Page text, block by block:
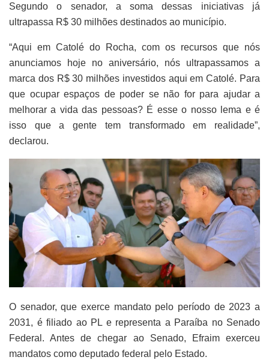
Segundo o senador, a soma dessas iniciativas já
ultrapassa R$ 30 milhões destinados ao município.
“Aqui em Catolé do Rocha, com os recursos que nós
anunciamos hoje no aniversário, nós ultrapassamos a
marca dos R$ 30 milhões investidos aqui em Catolé. Para
que ocupar espaços de poder se não for para ajudar a
melhorar a vida das pessoas? É esse o nosso lema e é
isso que a gente tem transformado em realidade”,
declarou.
O senador, que exerce mandato pelo período de 2023 a
2031, é filiado ao PL e representa a Paraíba no Senado
Federal. Antes de chegar ao Senado, Efraim exerceu
mandatos como deputado federal pelo Estado.